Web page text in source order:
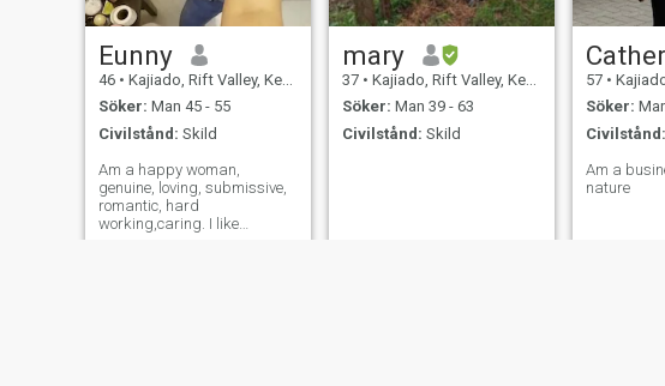
Eunny
46 • Kajiado, Rift Valley, Kenya
Söker: Man 45 - 55
Civilstånd: Skild
Am a happy woman,
genuine, loving, submissive,
romantic, hard
working,caring. I like
mary
37 • Kajiado, Rift Valley, Kenya
Söker: Man 39 - 63
Civilstånd: Skild
57 •
Söker:
Civilstånd:
Am a
nature